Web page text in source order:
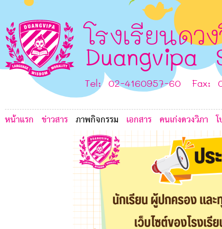
โรงเรียนดว
Duangvipa
Tel: 02-4160957-60 Fax:
หน้าแรก ข่าวสาร ภาพกิจกรรม เอกสาร คนเก่งดวงวิภา